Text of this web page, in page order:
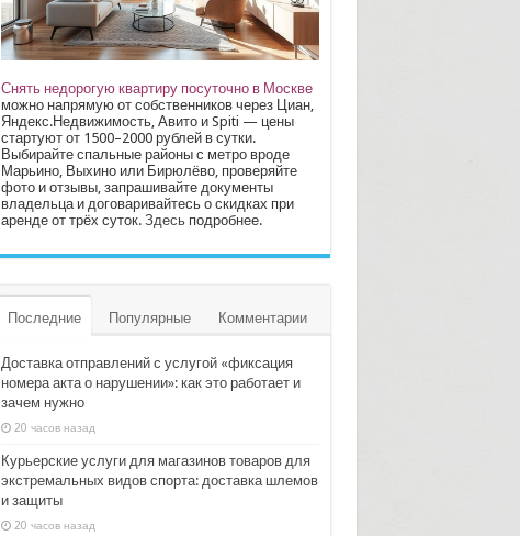
Снять недорогую квартиру посуточно в Москве
можно напрямую от собственников через Циан,
Яндекс.Недвижимость, Авито и Spiti — цены
стартуют от 1500–2000 рублей в сутки.
Выбирайте спальные районы с метро вроде
Марьино, Выхино или Бирюлёво, проверяйте
фото и отзывы, запрашивайте документы
владельца и договаривайтесь о скидках при
аренде от трёх суток. Здесьподробнее.
Последние Популярные Комментарии
Доставка отправлений с услугой «фиксация
номера акта о нарушении»: как это работает и
зачем нужно
20 часов назад
Курьерские услуги для магазинов товаров для
экстремальных видов спорта: доставка шлемов
и защиты
20 часов назад